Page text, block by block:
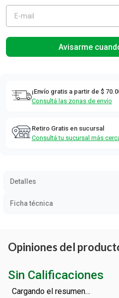
Avisarme
¡Envío gratis a partir de $
Consultá las zonas de envío
Retiro Gratis en sucursal
Consultá tu sucursal más
Detalles
Ficha técnica
Opiniones del
Sin Calificaciones
Cargando el resumen…